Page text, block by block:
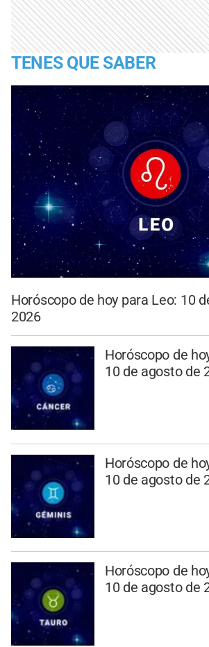
TENES QUE SABER
Horóscopo de hoy para Leo: 10
2026
Horóscopo de
10 de agosto de
Horóscopo de
10 de agosto de
Horóscopo de
10 de agosto de